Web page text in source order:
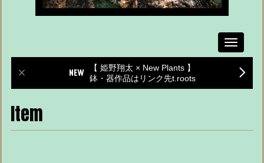
Toggle
【 姫野翔太 × New Plants 】
鉢・器作品はリンク先t.roots
Item